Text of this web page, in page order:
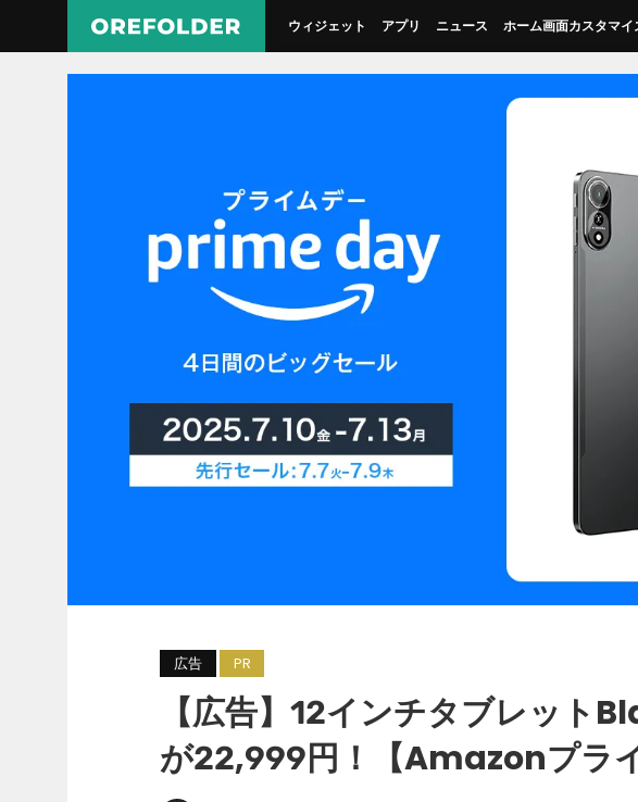
ウィジェット アプリ ニュース ホーム画面カスタマイ
広告 PR
【広告】12インチタブレッ
が22,999円！【Amazonプライ